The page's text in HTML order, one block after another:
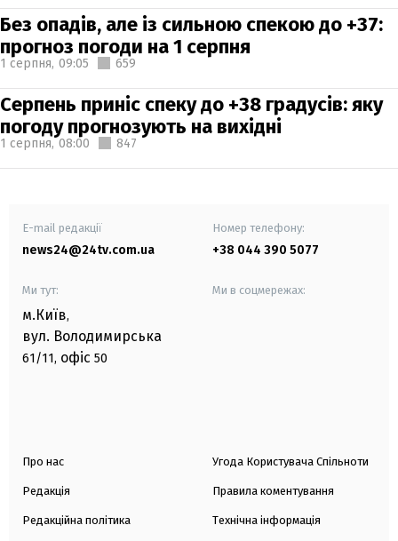
Без опадів, але із сильною спекою до +37:
прогноз погоди на 1 серпня
1 серпня, 09:05 659
Серпень приніс спеку до +38 градусів: яку
погоду прогнозують на вихідні
1 серпня, 08:00 847
E-mail редакції
news24@24tv.com.ua
Номер телефону:
+38 044 390 5077
Ми тут:
м.Київ,
вул. Володимирська
61/11, офіс 50
Ми в соцмережах:
Про нас
Редакція
Редакційна політика
Угода Користувача Спільноти
Правила коментування
Технічна інформація